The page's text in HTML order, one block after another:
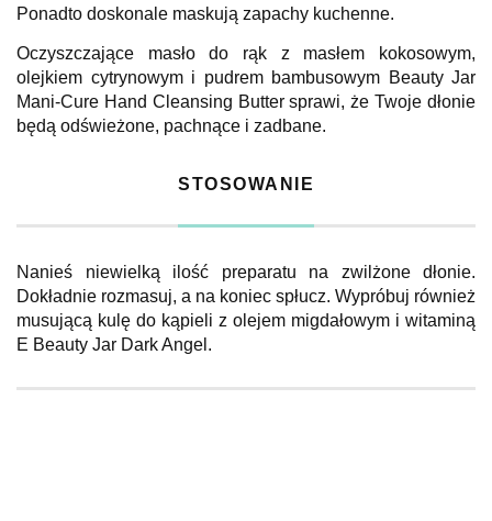
Ponadto doskonale maskują zapachy kuchenne.
Oczyszczające masło do rąk z masłem kokosowym,
olejkiem cytrynowym i pudrem bambusowym Beauty Jar
Mani-Cure Hand Cleansing Butter sprawi, że Twoje dłonie
będą odświeżone, pachnące i zadbane.
STOSOWANIE
Nanieś niewielką ilość preparatu na zwilżone dłonie.
Dokładnie rozmasuj, a na koniec spłucz. Wypróbuj również
musującą kulę do kąpieli z olejem migdałowym i witaminą
E Beauty Jar Dark Angel.